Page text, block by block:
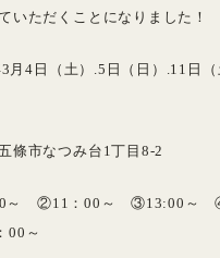
いただくことになりました！
4日（土）.5 日（日）.11日（
市なつみ台1丁目8-2
②11：00～ ③13:00～
～